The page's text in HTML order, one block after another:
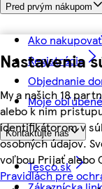
Nastavenia
My a našich 18
alebo k nim
identifikátorom v
osobných údajov.
voľbou Prijať alebo
Pravidlách pre
Pred prvým nákupom
Ako nakupovať
Registrácia
Objednanie
Moje obľúbené
Kontaktujte nás
Tesco.sk